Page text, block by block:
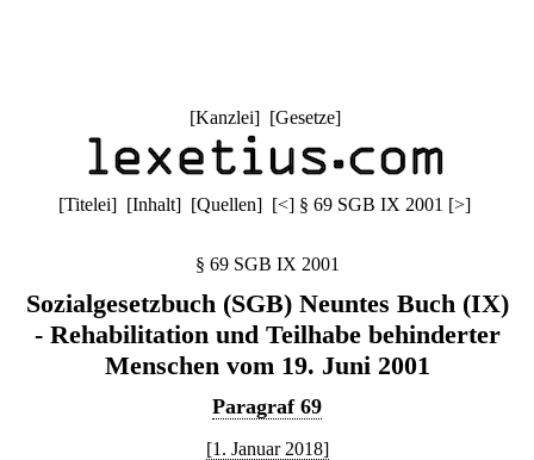
[Kanzlei] [Gesetze]
[Titelei] [Inhalt] [Quellen] [<] § 69 SGB IX 2001 [>]
§ 69 SGB IX 2001
Sozialgesetzbuch (SGB) Neuntes Buch (IX)
- Rehabilitation und Teilhabe behinderter
Menschen vom 19. Juni 2001
Paragraf 69
[1. Januar 2018]